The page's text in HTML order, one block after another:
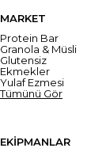
MARKET
Protein Bar
Granola & Müsli
Glutensiz
Ekmekler
Yulaf Ezmesi
Tümünü Gör
EKİPMANLAR